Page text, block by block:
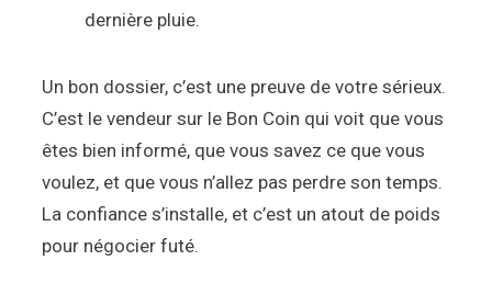
dernière pluie.
Un bon dossier, c’est une preuve de votre sérieux.
C’est le vendeur sur le Bon Coin qui voit que vous
êtes bien informé, que vous savez ce que vous
voulez, et que vous n’allez pas perdre son temps.
La confiance s’installe, et c’est un atout de poids
pour négocier futé.